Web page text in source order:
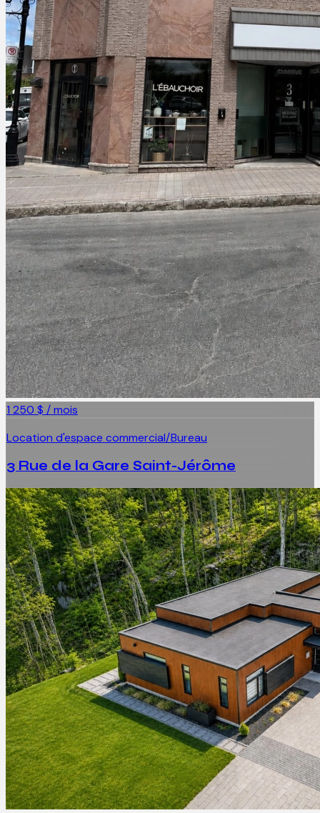
1 250 $ / mois
Location d'espace commercial/Bureau
3 Rue de la Gare Saint-Jérôme